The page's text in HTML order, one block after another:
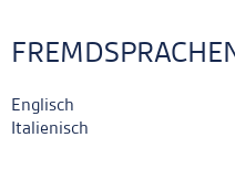
Englisch
Italienisch